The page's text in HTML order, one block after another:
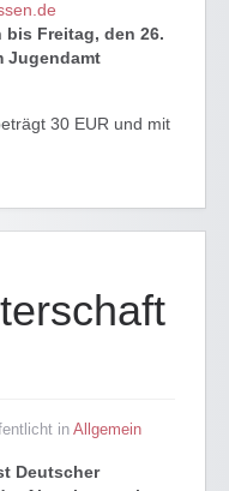
Freitag, den 26.
Jugendamt
30 EUR und mit
inAllgemein
Deutscher